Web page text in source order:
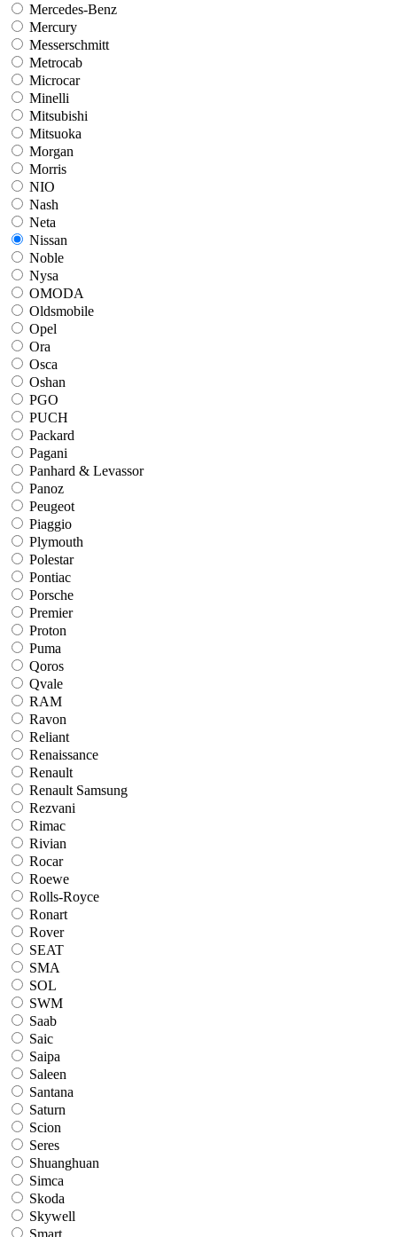
Mercedes-Benz
Mercury
Messerschmitt
Metrocab
Microcar
Minelli
Mitsubishi
Mitsuoka
Morgan
Morris
NIO
Nash
Neta
Nissan
Noble
Nysa
OMODA
Oldsmobile
Opel
Ora
Osca
Oshan
PGO
PUCH
Packard
Pagani
Panhard & Levassor
Panoz
Peugeot
Piaggio
Plymouth
Polestar
Pontiac
Porsche
Premier
Proton
Puma
Qoros
Qvale
RAM
Ravon
Reliant
Renaissance
Renault
Renault Samsung
Rezvani
Rimac
Rivian
Rocar
Roewe
Rolls-Royce
Ronart
Rover
SEAT
SMA
SOL
SWM
Saab
Saic
Saipa
Saleen
Santana
Saturn
Scion
Seres
Shuanghuan
Simca
Skoda
Skywell
Smart